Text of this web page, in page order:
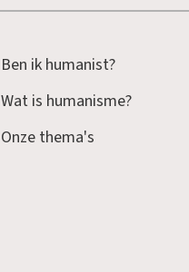
Ben ik humanist?
Wat is humanisme?
Onze thema's